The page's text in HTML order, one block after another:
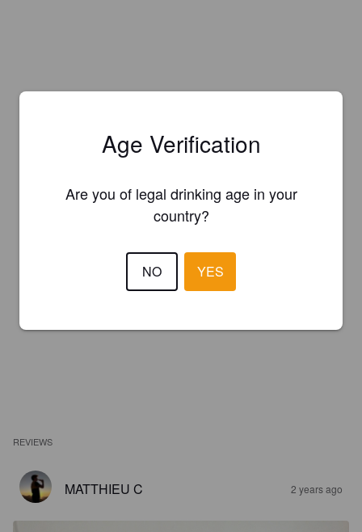
REVIEWS
MATTHIEU C 2 years ago
Age Verification
Are you of legal drinking age in your
country?
NO YES